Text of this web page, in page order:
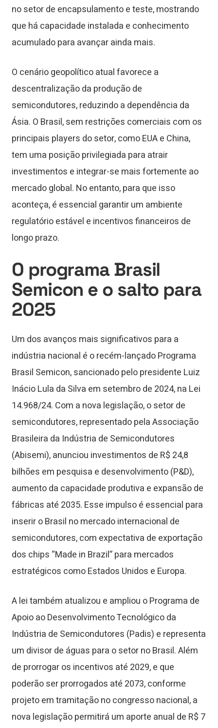
no setor de encapsulamento e teste, mostrando
que há capacidade instalada e conhecimento
acumulado para avançar ainda mais.
O cenário geopolítico atual favorece a
descentralização da produção de
semicondutores, reduzindo a dependência da
Ásia. O Brasil, sem restrições comerciais com os
principais players do setor, como EUA e China,
tem uma posição privilegiada para atrair
investimentos e integrar-se mais fortemente ao
mercado global. No entanto, para que isso
aconteça, é essencial garantir um ambiente
regulatório estável e incentivos financeiros de
longo prazo.
O programa Brasil
Semicon e o salto para
2025
Um dos avanços mais significativos para a
indústria nacional é o recém-lançado Programa
Brasil Semicon, sancionado pelo presidente Luiz
Inácio Lula da Silva em setembro de 2024, na Lei
14.968/24. Com a nova legislação, o setor de
semicondutores, representado pela Associação
Brasileira da Indústria de Semicondutores
(Abisemi), anunciou investimentos de R$ 24,8
bilhões em pesquisa e desenvolvimento (P&D),
aumento da capacidade produtiva e expansão de
fábricas até 2035. Esse impulso é essencial para
inserir o Brasil no mercado internacional de
semicondutores, com expectativa de exportação
dos chips “Made in Brazil” para mercados
estratégicos como Estados Unidos e Europa.
A lei também atualizou e ampliou o Programa de
Apoio ao Desenvolvimento Tecnológico da
Indústria de Semicondutores (Padis) e representa
um divisor de águas para o setor no Brasil. Além
de prorrogar os incentivos até 2029, e que
poderão ser prorrogados até 2073, conforme
projeto em tramitação no congresso nacional, a
nova legislação permitirá um aporte anual de R$ 7